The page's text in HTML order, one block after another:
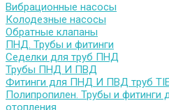
Вибрационные насосы
Колодезные насосы
Обратные клапаны
ПНД. Трубы и фитинги
Седелки для труб ПНД
Трубы ПНД И ПВД
Фитинги для ПНД И ПВД труб
Полипропилен. Трубы и фитинги
отопления